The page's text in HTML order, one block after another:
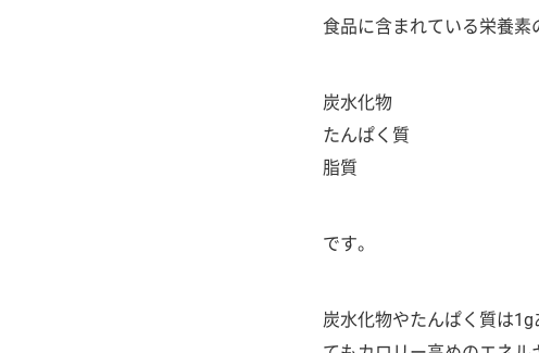
食品に含まれている栄養素
炭水化物
たんぱく質
脂質
です。
炭水化物やたんぱく質は